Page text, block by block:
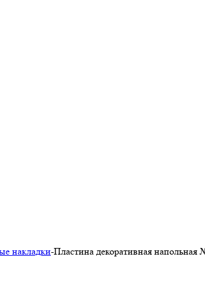
накладки-Пластина декоративная напольная